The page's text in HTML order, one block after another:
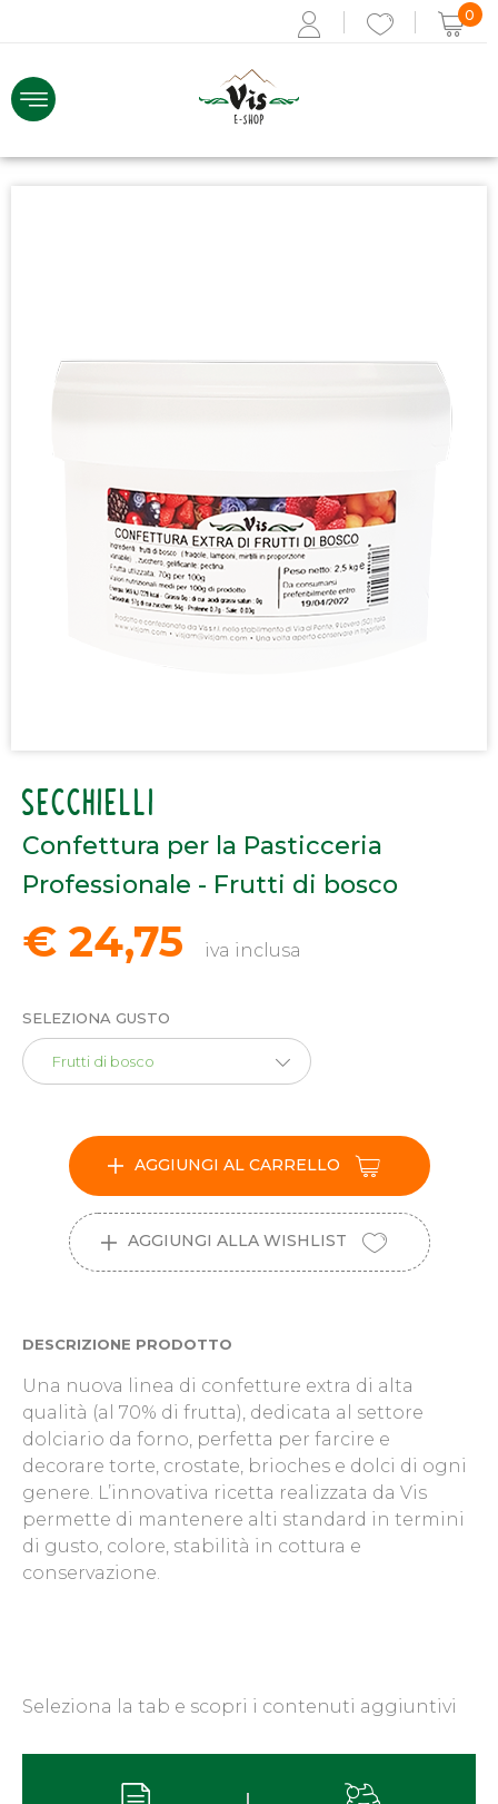
SECCHIELLI
Confettura per la Pasticceria
Professionale - Frutti di bosco
€ 24,75 iva inclusa
SELEZIONA GUSTO
Frutti di bosco
AGGIUNGI AL CARRELLO
AGGIUNGI ALLA WISHLIST
DESCRIZIONE PRODOTTO
Una nuova linea di confetture extra di alta
qualità (al 70% di frutta), dedicata al settore
dolciario da forno, perfetta per farcire e
decorare torte, crostate, brioches e dolci di ogni
genere. L’innovativa ricetta realizzata da Vis
permette di mantenere alti standard in termini
di gusto, colore, stabilità in cottura e
conservazione.
Seleziona la tab e scopri i contenuti aggiuntivi
0